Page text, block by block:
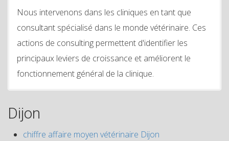
Nous intervenons dans les cliniques en tant que
consultant spécialisé dans le monde vétérinaire. Ces
actions de consulting permettent d'identifier les
principaux leviers de croissance et améliorent le
fonctionnement général de la clinique.
Dijon
chiffre affaire moyen vétérinaire Dijon